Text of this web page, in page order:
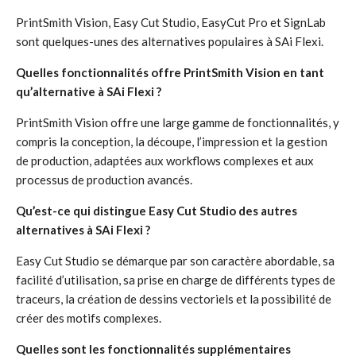
PrintSmith Vision, Easy Cut Studio, EasyCut Pro et SignLab
sont quelques-unes des alternatives populaires à SAi Flexi.
Quelles fonctionnalités offre PrintSmith Vision en tant
qu’alternative à SAi Flexi ?
PrintSmith Vision offre une large gamme de fonctionnalités, y
compris la conception, la découpe, l’impression et la gestion
de production, adaptées aux workflows complexes et aux
processus de production avancés.
Qu’est-ce qui distingue Easy Cut Studio des autres
alternatives à SAi Flexi ?
Easy Cut Studio se démarque par son caractère abordable, sa
facilité d’utilisation, sa prise en charge de différents types de
traceurs, la création de dessins vectoriels et la possibilité de
créer des motifs complexes.
Quelles sont les fonctionnalités supplémentaires